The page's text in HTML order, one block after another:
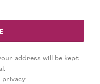
address will be kept